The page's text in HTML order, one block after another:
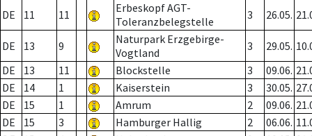
DE 11 11
Erbeskopf AGT-
Toleranzbelegstelle
3 26.05.
DE 13 9
Naturpark Erzgebirge-
Vogtland
3 29.05.
DE
13 11 Blockstelle 3 09.06.
DE
14 1 Kaiserstein 3 30.05.
DE
15 1 Amrum 2 09.06.
DE
15 3 Hamburger Hallig 2 06.06.